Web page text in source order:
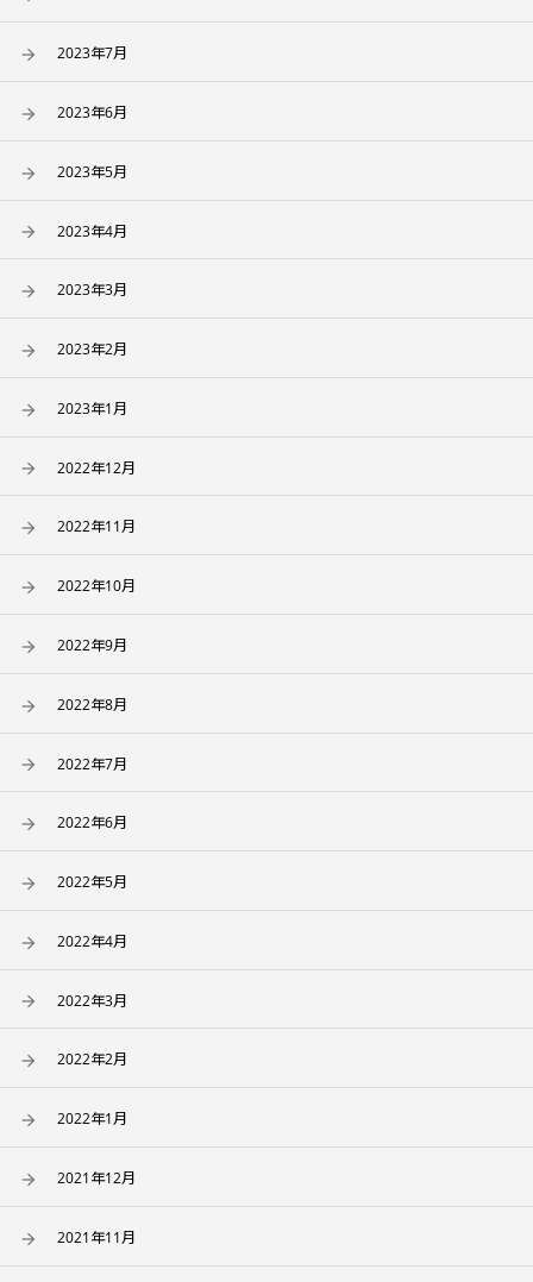
2023年7月
2023年6月
2023年5月
2023年4月
2023年3月
2023年2月
2023年1月
2022年12月
2022年11月
2022年10月
2022年9月
2022年8月
2022年7月
2022年6月
2022年5月
2022年4月
2022年3月
2022年2月
2022年1月
2021年12月
2021年11月